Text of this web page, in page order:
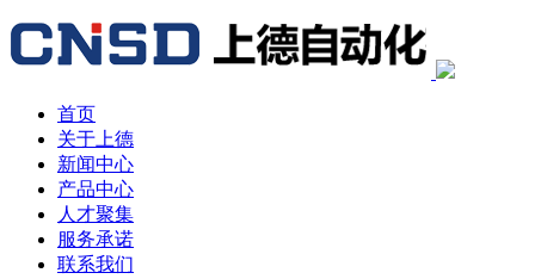
首页
关于上德
新闻中心
产品中心
人才聚集
服务承诺
联系我们